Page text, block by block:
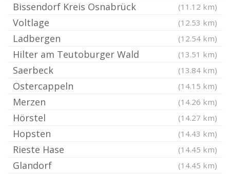
Bissendorf Kreis Osnabrück (11.12 km)
Voltlage (12.53 km)
Ladbergen (12.54 km)
Hilter am Teutoburger Wald (13.51 km)
Saerbeck (13.84 km)
Ostercappeln (14.15 km)
Merzen (14.26 km)
Hörstel (14.27 km)
Hopsten (14.43 km)
Rieste Hase (14.45 km)
Glandorf (14.45 km)